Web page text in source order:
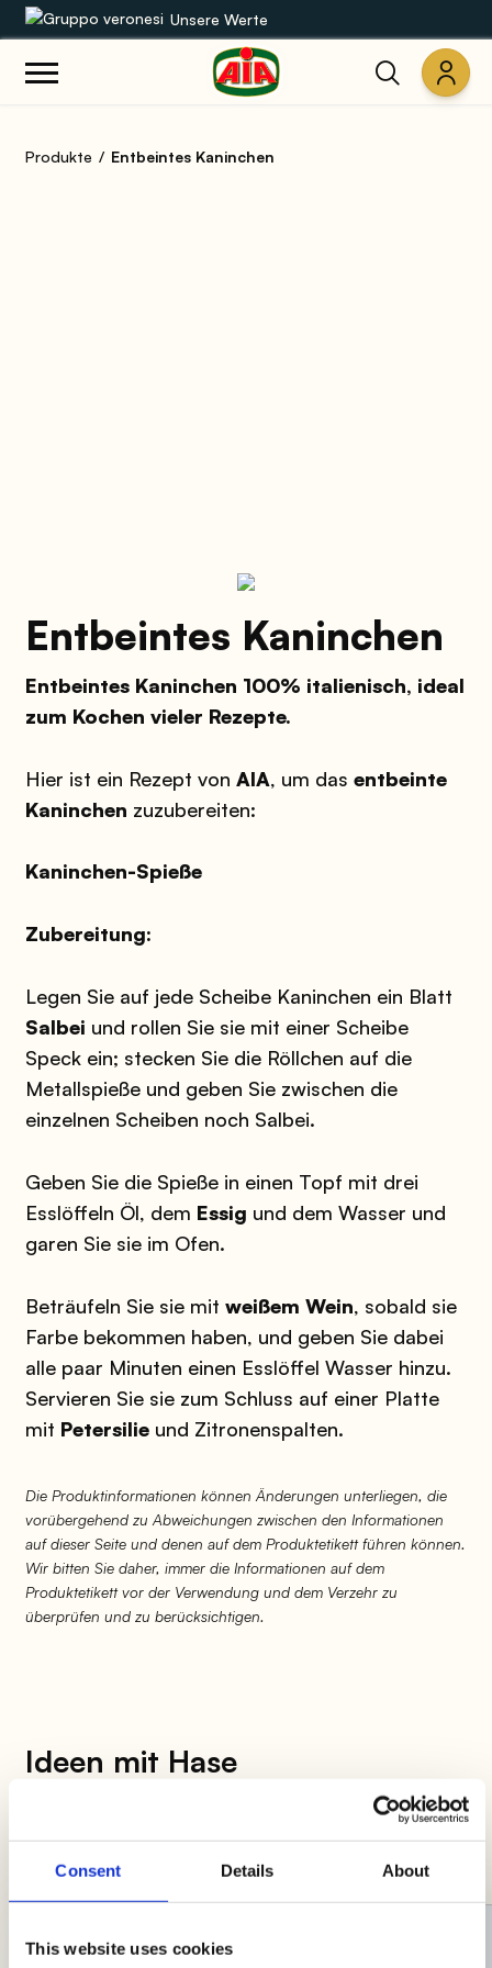
Consent Details About
This website uses cookies
Unsere Werte
Rezepte
Produkte Entbeintes Kaninchen
Entbeintes Kaninchen
Entbeintes Kaninchen 100% italienisch, ideal
zum Kochen vieler Rezepte.
Hier ist ein Rezept von AIA, um das entbeinte
Kaninchen zuzubereiten:
Kaninchen-Spieße
Zubereitung:
Legen Sie auf jede Scheibe Kaninchen ein Blatt
Salbei und rollen Sie sie mit einer Scheibe
Speck ein; stecken Sie die Röllchen auf die
Metallspieße und geben Sie zwischen die
einzelnen Scheiben noch Salbei.
Geben Sie die Spieße in einen Topf mit drei
Esslöffeln Öl, dem Essig und dem Wasser und
garen Sie sie im Ofen.
Beträufeln Sie sie mit weißem Wein, sobald sie
Farbe bekommen haben, und geben Sie dabei
alle paar Minuten einen Esslöffel Wasser hinzu.
Servieren Sie sie zum Schluss auf einer Platte
mit Petersilieund Zitronenspalten.
Die Produktinformationen können Änderungen unterliegen, die
vorübergehend zu Abweichungen zwischen den Informationen
auf dieser Seite und denen auf dem Produktetikett führen können.
Wir bitten Sie daher, immer die Informationen auf dem
Produktetikett vor der Verwendung und dem Verzehr zu
überprüfen und zu berücksichtigen.
Ideen mit Hase
Viel Hunger und wenig Zeit? Hier ist eine
Auswahl an Rezepten, um dir das Leben in der